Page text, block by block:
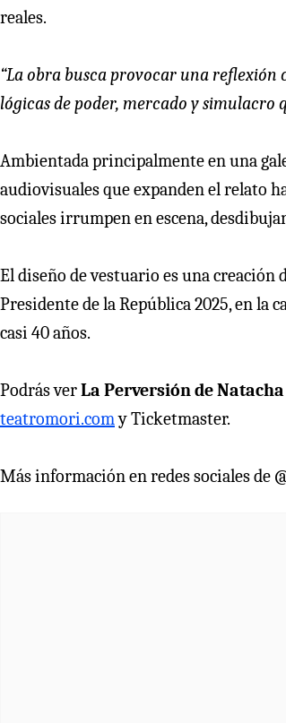
reales.
“La obra busca provocar una
lógicas de poder, mercado y simulacro
Ambientada principalmente en una
audiovisuales que expanden el relato
sociales irrumpen en escena,
El diseño de vestuario es una creación
Presidente de la República 2025, en la
casi 40 años.
Podrás verLa Perversión de Natacha
teatromori.comy Ticketmaster.
Más información en redes sociales de